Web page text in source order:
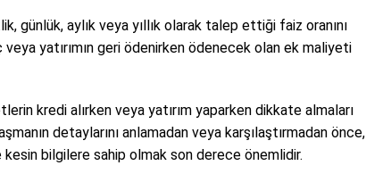
günlük, aylık veya yıllık olarak talep ettiği faiz oranını
yatırımın geri ödenirken ödenecek olan ek maliyeti
kredi alırken veya yatırım yaparken dikkate almaları
detaylarını anlamadan veya karşılaştırmadan önce,
kesin bilgilere sahip olmak son derece önemlidir.